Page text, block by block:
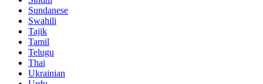
Sundanese
Swahili
Tajik
Tamil
Telugu
Thai
Ukrainian